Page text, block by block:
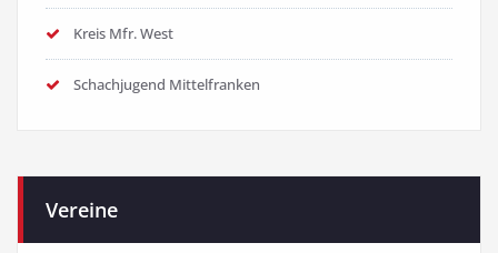
Kreis Mfr. West
Schachjugend Mittelfranken
Vereine